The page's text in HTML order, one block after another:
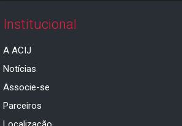
Institucional
A ACIJ
Notícias
Associe-se
Parceiros